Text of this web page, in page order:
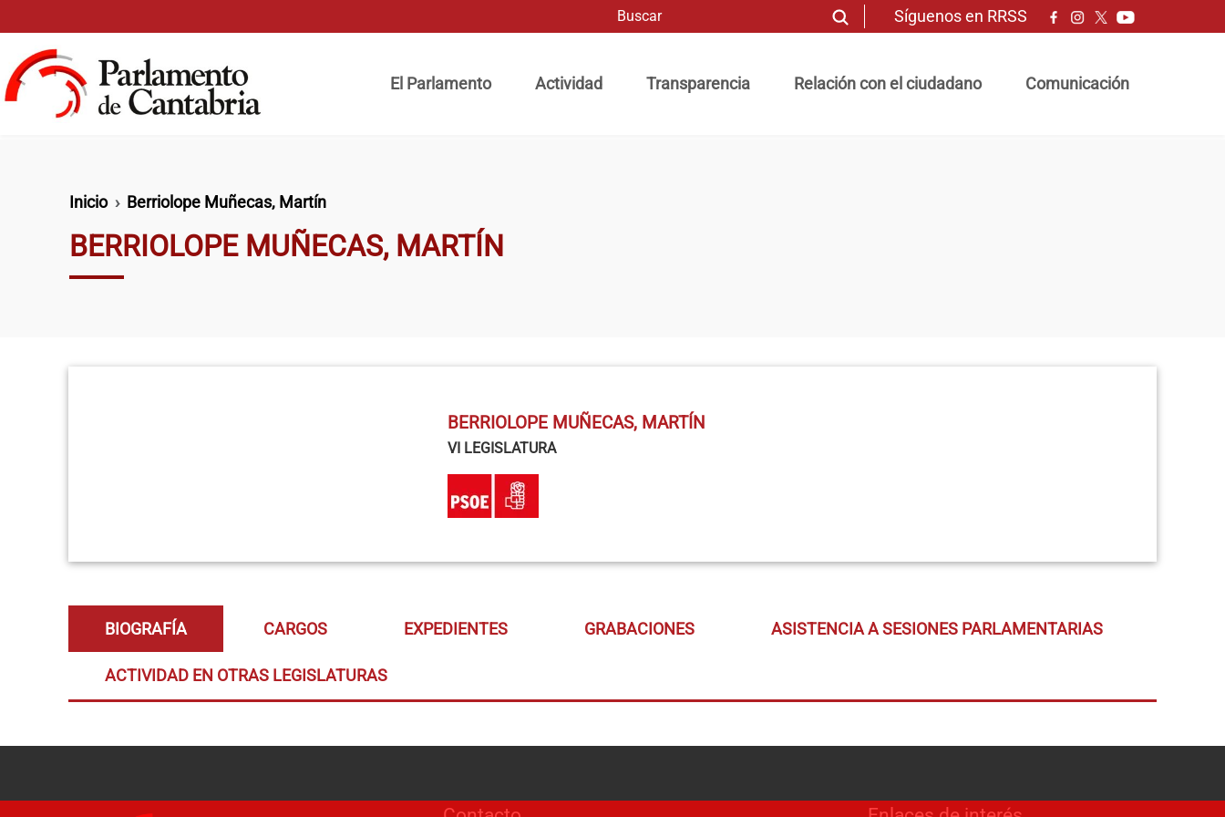
Síguenos en RRSS
El Parlamento
Actividad Transparencia Relación con el ciudadano Comunicación
Ruta de navegación
Inicio Berriolope Muñecas, Martín
BERRIOLOPE MUÑECAS, MARTÍN
BERRIOLOPE MUÑECAS, MARTÍN
VI LEGISLATURA
BIOGRAFÍA CARGOS EXPEDIENTES GRABACIONES ASISTENCIA A SESIONES PARLAMENTARIAS
ACTIVIDAD EN OTRAS LEGISLATURAS